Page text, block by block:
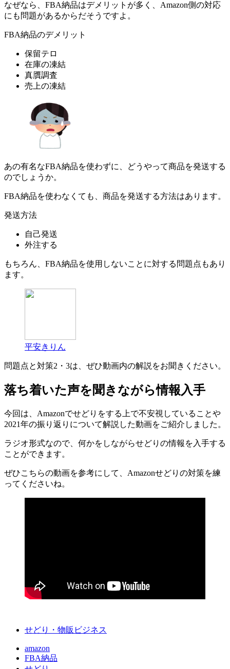
なぜなら、FBA納品はデメリットが多く、Amazon側の対応
にも問題があるからだそうですよ。
FBA納品のデメリット
保留テロ
在庫の凍結
真贋調査
売上の凍結
あの有名なFBA納品を使わずに、どうやって商品を発送する
のでしょうか。
FBA納品を使わなくても、商品を発送する方法はあります。
発送方法
自己発送
外注する
もちろん、FBA納品を使用しないことに対する問題点もあり
ます。
平安きりん
問題点と対策2・3は、ぜひ動画内の解説をお聞きください。
落ち着いた声を聞きながら情報入手
今回は、Amazonでせどりをする上で不安視していることや
2021年の振り返りについて解説した動画をご紹介しました。
ラジオ形式なので、何かをしながらせどりの情報を入手する
ことができます。
ぜひこちらの動画を参考にして、Amazonせどりの対策を練
ってくださいね。
せどり・物販ビジネス
amazon
FBA納品